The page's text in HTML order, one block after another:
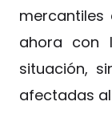
ahora con
situación,
afectadas